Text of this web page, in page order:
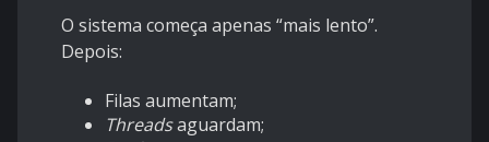
O sistema começa apenas “mais lento”.
Depois:
Filas aumentam;
Threadsaguardam;